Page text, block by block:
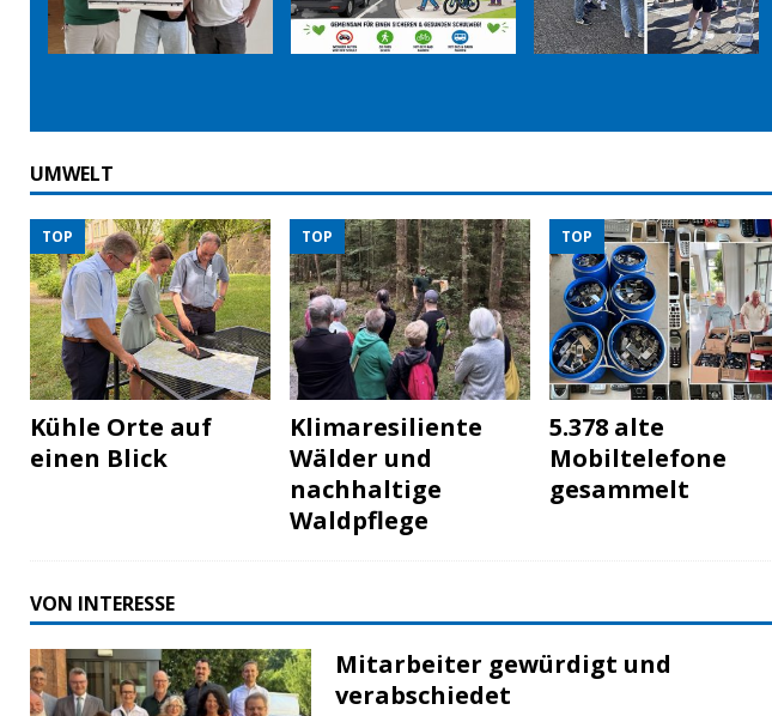
UMWELT
TOP
Kühle Orte auf
einen Blick
TOP
Klimaresiliente
Wälder und
nachhaltige
Waldpflege
TOP
5.378 alte
Mobiltelefone
gesammelt
VON INTERESSE
Mitarbeiter gewürdigt und
verabschiedet